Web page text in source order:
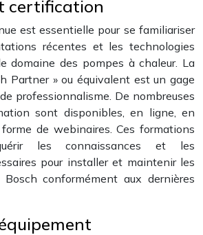
certification
est essentielle pour se familiariser
récentes et les technologies
domaine des pompes à chaleur. La
Partner » ou équivalent est un gage
professionnalisme. De nombreuses
sont disponibles, en ligne, en
de webinaires. Ces formations
les connaissances et les
pour installer et maintenir les
conformément aux dernières